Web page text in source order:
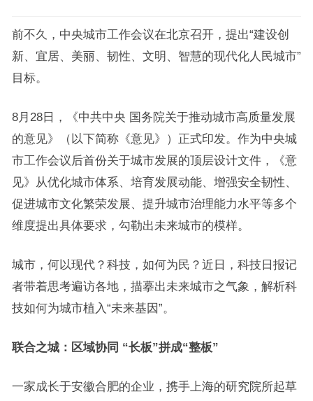
前不久，中央城市工作会议在北京召开，提出“建设创
新、宜居、美丽、韧性、文明、智慧的现代化人民城市”
目标。
8月28日，《中共中央 国务院关于推动城市高质量发展
的意见》（以下简称《意见》）正式印发。作为中央城
市工作会议后首份关于城市发展的顶层设计文件，《意
见》从优化城市体系、培育发展动能、增强安全韧性、
促进城市文化繁荣发展、提升城市治理能力水平等多个
维度提出具体要求，勾勒出未来城市的模样。
城市，何以现代？科技，如何为民？近日，科技日报记
者带着思考遍访各地，描摹出未来城市之气象，解析科
技如何为城市植入“未来基因”。
联合之城：区域协同 “长板”拼成“整板”
一家成长于安徽合肥的企业，携手上海的研究院所起草